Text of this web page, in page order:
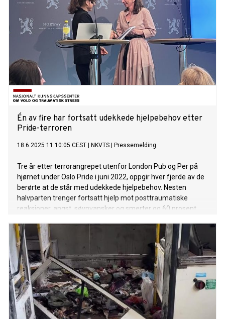
Én av fire har fortsatt udekkede hjelpebehov etter
Pride-terroren
18.6.2025 11:10:05 CEST NKVTS Pressemelding
Tre år etter terrorangrepet utenfor London Pub og Per på
hjørnet under Oslo Pride i juni 2022, oppgir hver fjerde av de
berørte at de står med udekkede hjelpebehov. Nesten
halvparten trenger fortsatt hjelp mot posttraumatiske
reaksjoner, angst, søvnvansker og smerter og 60 prosent